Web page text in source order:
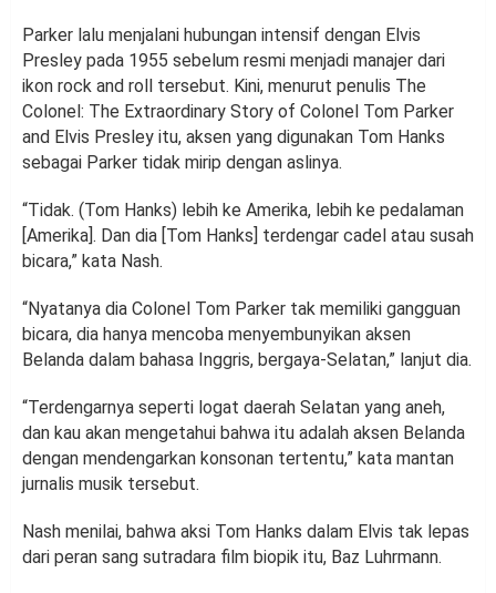
Parker lalu menjalani hubungan intensif dengan Elvis
Presley pada 1955 sebelum resmi menjadi manajer dari
ikon rock and roll tersebut. Kini, menurut penulis The
Colonel: The Extraordinary Story of Colonel Tom Parker
and Elvis Presley itu, aksen yang digunakan Tom Hanks
sebagai Parker tidak mirip dengan aslinya.
“Tidak. (Tom Hanks) lebih ke Amerika, lebih ke pedalaman
[Amerika]. Dan dia [Tom Hanks] terdengar cadel atau susah
bicara,” kata Nash.
“Nyatanya dia Colonel Tom Parker tak memiliki gangguan
bicara, dia hanya mencoba menyembunyikan aksen
Belanda dalam bahasa Inggris, bergaya-Selatan,” lanjut dia.
“Terdengarnya seperti logat daerah Selatan yang aneh,
dan kau akan mengetahui bahwa itu adalah aksen Belanda
dengan mendengarkan konsonan tertentu,” kata mantan
jurnalis musik tersebut.
Nash menilai, bahwa aksi Tom Hanks dalam Elvis tak lepas
dari peran sang sutradara film biopik itu, Baz Luhrmann.